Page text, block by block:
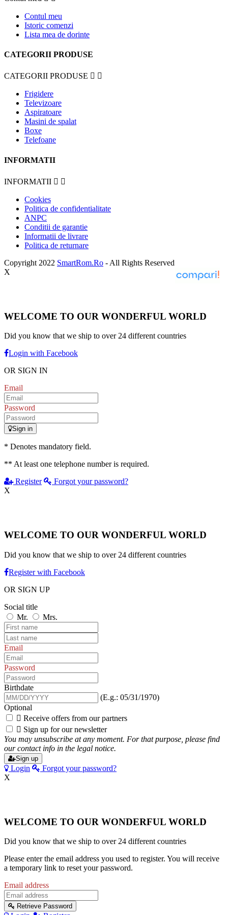
Contul meu
Istoric comenzi
Lista mea de dorinte
CATEGORII PRODUSE
CATEGORII PRODUSE  
Frigidere
Televizoare
Aspiratoare
Masini de spalat
Boxe
Telefoane
INFORMATII
INFORMATII  
Cookies
Politica de confidentialitate
ANPC
Conditii de garantie
Informatii de livrare
Politica de returnare
Copyright 2022 SmartRom.Ro - All Rights Reserved
X
WELCOME TO OUR WONDERFUL WORLD
Did you know that we ship to over 24 different countries
Login with Facebook
OR SIGN IN
Email
Password
Sign in
* Denotes mandatory field.
** At least one telephone number is required.
Register
Forgot your password?
X
WELCOME TO OUR WONDERFUL WORLD
Did you know that we ship to over 24 different countries
Register with Facebook
OR SIGN UP
Social title
Mr.
Mrs.
Email
Password
Birthdate
(E.g.: 05/31/1970)
Optional
 Receive offers from our partners
 Sign up for our newsletter
You may unsubscribe at any moment. For that purpose, please find
our contact info in the legal notice.
Sign up
Login
Forgot your password?
X
WELCOME TO OUR WONDERFUL WORLD
Did you know that we ship to over24 different countries
Please enter the email address you used to register. You will receive
a temporary link to reset your password.
Email address
Retrieve Password